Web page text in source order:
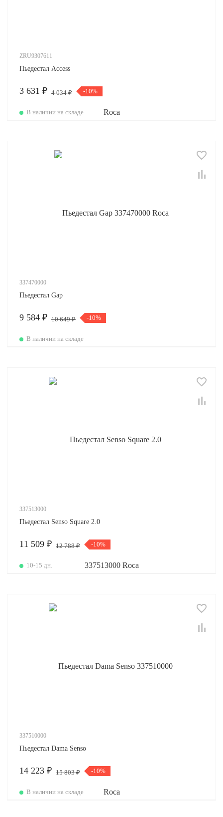
ZRU9307611
Пьедестал Access
3 631 ₽ 4 034 ₽ -10%
В наличии на складе
337470000
Пьедестал Gap
9 584 ₽ 10 649 ₽ -10%
В наличии на складе
337513000
Пьедестал Senso Square 2.0
11 509 ₽ 12 788 ₽ -10%
10-15 дн.
337510000
Пьедестал Dama Senso
14 223 ₽ 15 803 ₽ -10%
В наличии на складе